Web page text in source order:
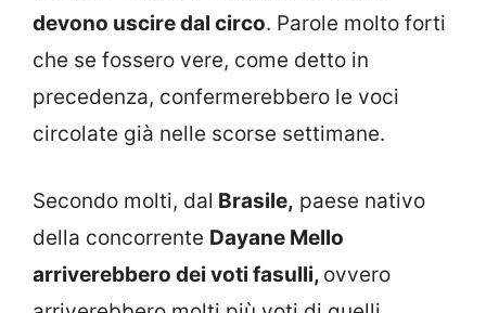
devono uscire dal circo. Parole molto forti
che se fossero vere, come detto in
precedenza, confermerebbero le voci
circolate già nelle scorse settimane.
Secondo molti, dal Brasile, paese nativo
della concorrente Dayane Mello
arriverebbero dei voti fasulli, ovvero